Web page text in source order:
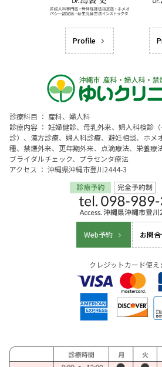
Profile
診療科目 ： 産科、婦人科
診療内容 ： 妊婦健診、母乳外来、婦人科検診
診）、漢方診療、婦人科診療、避妊相談、ホメ
種、禁煙外来、更年期外来、点滴療法、栄養療
ブライダルチェック、プラセンタ療法
アクセス ： 沖縄県沖縄市登川2444-3
Web予約 お問
クレジットカード使え